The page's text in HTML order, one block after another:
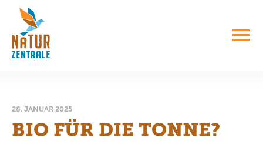
28. JANUAR 2025
BIO FÜR DIE TONNE?